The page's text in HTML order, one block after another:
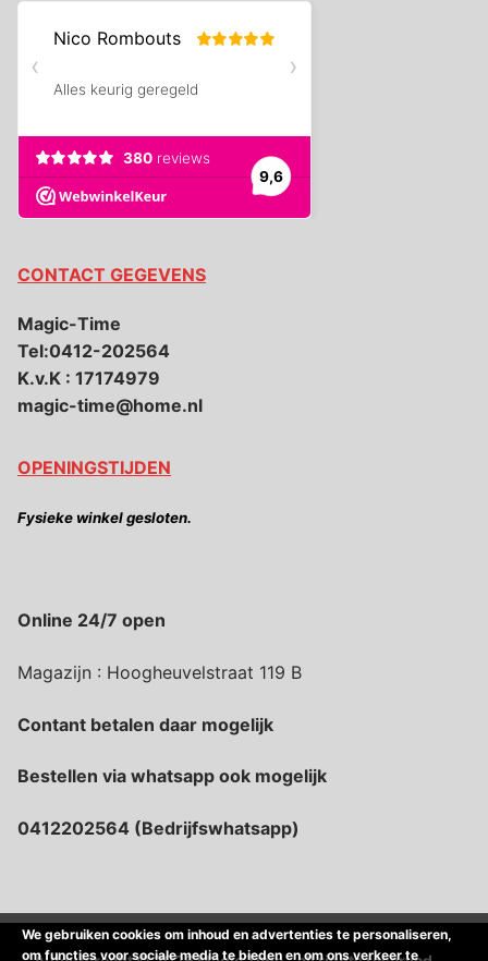
CONTACT GEGEVENS
Magic-Time
Tel:0412-202564
K.v.K : 17174979
magic-time@home.nl
OPENINGSTIJDEN
Fysieke winkel gesloten.
Online 24/7 open
Magazijn : Hoogheuvelstraat 119 B
Contant betalen daar mogelijk
Bestellen via whatsapp ook mogelijk
0412202564 (Bedrijfswhatsapp)
We gebruiken cookies om inhoud en advertenties te personaliseren,
om functies voor sociale media te bieden en om ons verkeer te